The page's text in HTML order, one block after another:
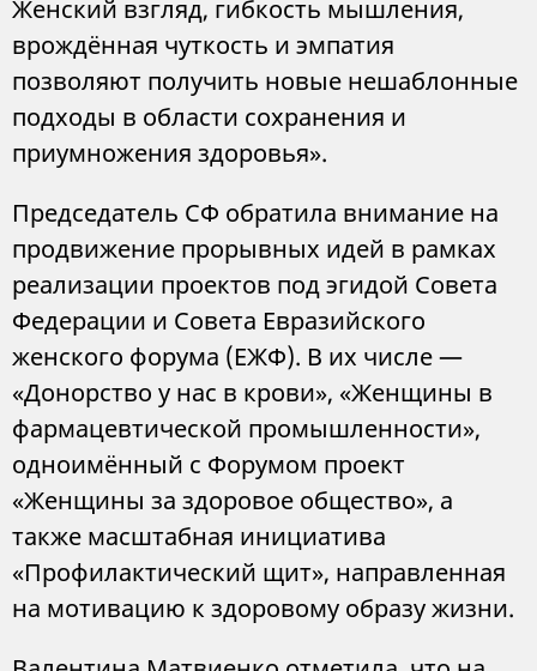
Женский взгляд, гибкость мышления,
врождённая чуткость и эмпатия
позволяют получить новые нешаблонные
подходы в области сохранения и
приумножения здоровья».
Председатель СФ обратила внимание на
продвижение прорывных идей в рамках
реализации проектов под эгидой Совета
Федерации и Совета Евразийского
женского форума (ЕЖФ). В их числе —
«Донорство у нас в крови», «Женщины в
фармацевтической промышленности»,
одноимённый с Форумом проект
«Женщины за здоровое общество», а
также масштабная инициатива
«Профилактический щит», направленная
на мотивацию к здоровому образу жизни.